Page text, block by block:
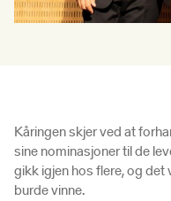
Kåringen skjer ved at
sine nominasjoner til de
gikk igjen hos flere, og
burde vinne.